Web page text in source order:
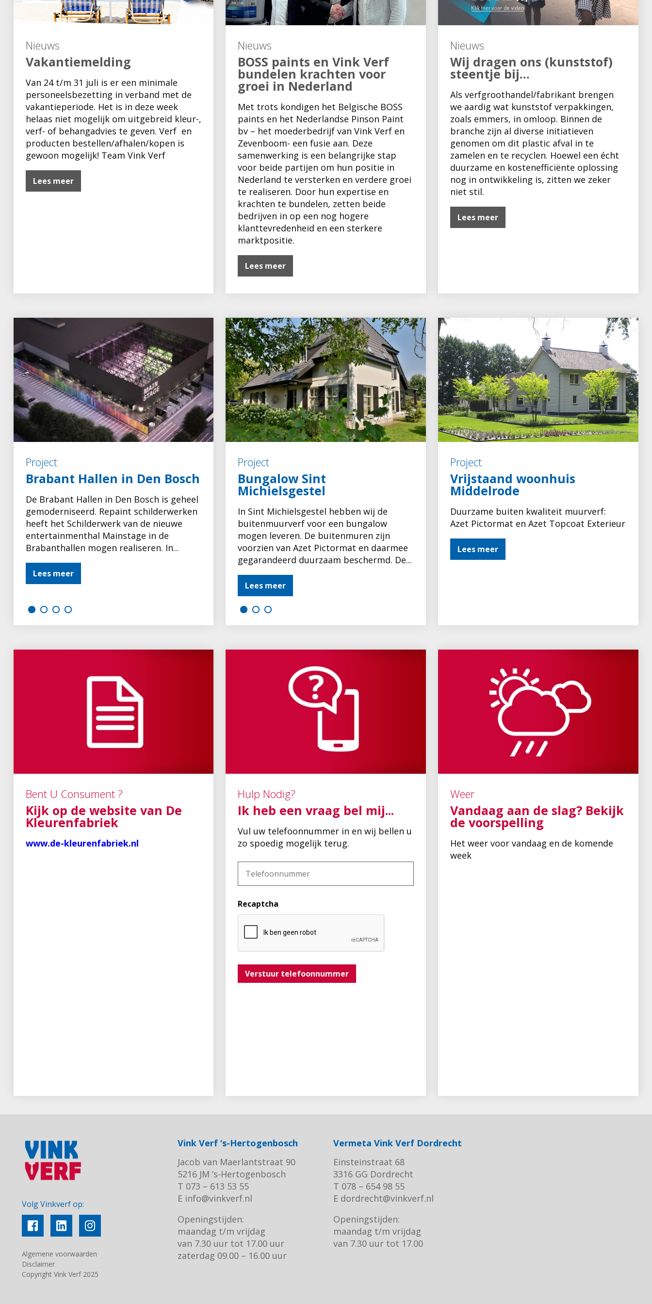
Nieuws
Vakantiemelding
Van 24 t/m 31 juli is er een minimale
personeelsbezetting in verband met de
vakantieperiode. Het is in deze week
helaas niet mogelijk om uitgebreid kleur-,
verf- of behangadvies te geven. Verf en
producten bestellen/afhalen/kopen is
gewoon mogelijk! Team Vink Verf
Lees meer
Nieuws
BOSS paints en Vink Verf
bundelen krachten voor
groei in Nederland
Met trots kondigen het Belgische BOSS
paints en het Nederlandse Pinson Paint
bv – het moederbedrijf van Vink Verf en
Zevenboom- een fusie aan. Deze
samenwerking is een belangrijke stap
voor beide partijen om hun positie in
Nederland te versterken en verdere groei
te realiseren. Door hun expertise en
krachten te bundelen, zetten beide
bedrijven in op een nog hogere
klanttevredenheid en een sterkere
marktpositie.
Lees meer
Nieuws
Wij dragen ons (kunststof)
steentje bij…
Als verfgroothandel/fabrikant brengen
we aardig wat kunststof verpakkingen,
zoals emmers, in omloop. Binnen de
branche zijn al diverse initiatieven
genomen om dit plastic afval in te
zamelen en te recyclen. Hoewel een écht
duurzame en kostenefficiënte oplossing
nog in ontwikkeling is, zitten we zeker
niet stil.
Lees meer
Project
Brabant Hallen in Den Bosch
De Brabant Hallen in Den Bosch is geheel
gemoderniseerd. Repaint schilderwerken
heeft het Schilderwerk van de nieuwe
entertainmenthal Mainstage in de
Brabanthallen mogen realiseren. In...
Lees meer
Project
Bungalow Sint
Michielsgestel
In Sint Michielsgestel hebben wij de
buitenmuurverf voor een bungalow
mogen leveren. De buitenmuren zijn
voorzien van Azet Pictormat en daarmee
gegarandeerd duurzaam beschermd. De...
Lees meer
Project
Vrijstaand woonhuis
Middelrode
Duurzame buiten kwaliteit muurverf:
Azet Pictormat en Azet Topcoat Exterieur
Lees meer
Bent U Consument ?
Kijk op de website van De
Kleurenfabriek
www.de-kleurenfabriek.nl
Hulp Nodig?
Ik heb een vraag bel mij...
Vul uw telefoonnummer in en wij bellen u
zo spoedig mogelijk terug.
Recaptcha
Weer
Vandaag aan de slag? Bekijk
de voorspelling
Het weer voor vandaag en de komende
week
Volg Vinkverf op:
Algemene voorwaarden
Disclaimer
Copyright Vink Verf 2025
Vink Verf ‘s-Hertogenbosch
Jacob van Maerlantstraat 90
5216 JM ‘s-Hertogenbosch
T 073 – 613 53 55
E info@vinkverf.nl
Openingstijden:
maandag t/m vrijdag
van 7.30 uur tot 17.00 uur
zaterdag 09.00 – 16.00 uur
Vermeta Vink Verf Dordrecht
Einsteinstraat 68
3316 GG Dordrecht
T 078 – 654 98 55
E dordrecht@vinkverf.nl
Openingstijden:
maandag t/m vrijdag
van 7.30 uur tot 17.00